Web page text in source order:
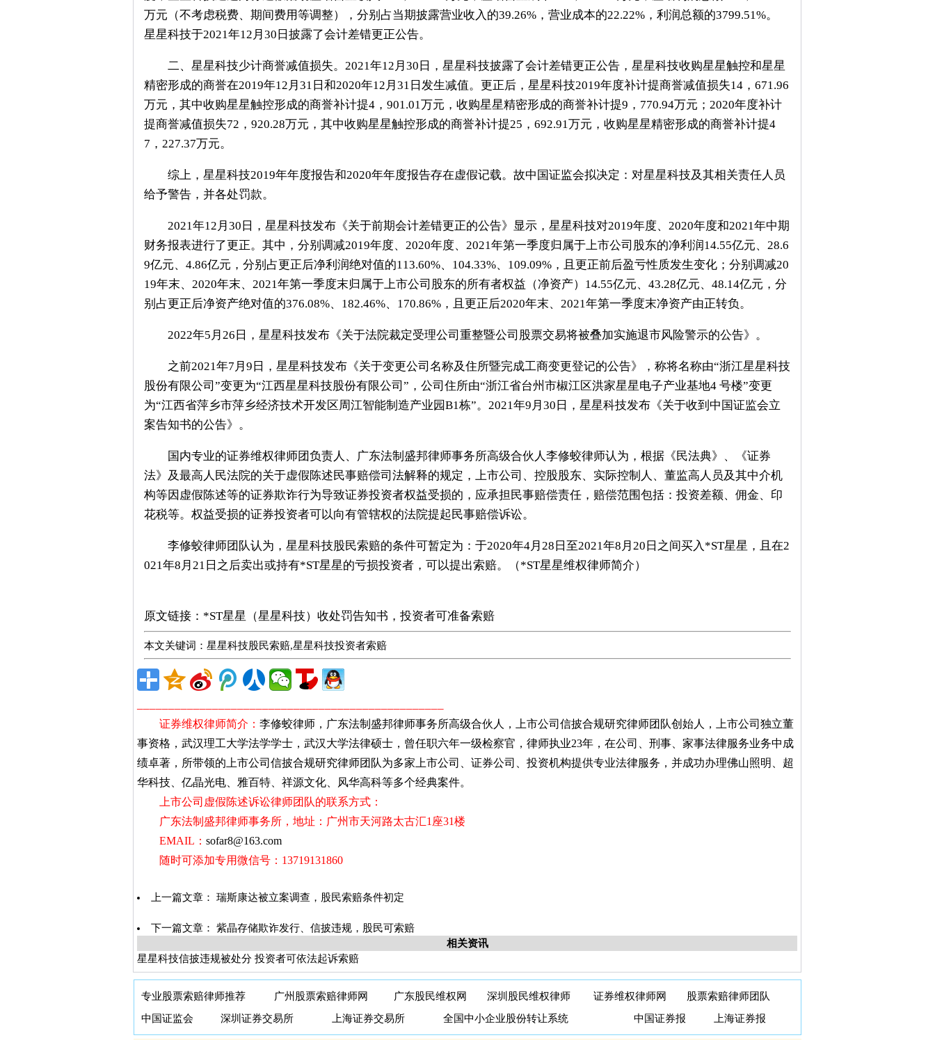
万元（不考虑税费、期间费用等调整），分别占当期披露营业收入的39.26%，营业成本的22.22%，利润总额的3799.51%。
星星科技于2021年12月30日披露了会计差错更正公告。
二、星星科技少计商誉减值损失。2021年12月30日，星星科技披露了会计差错更正公告，星星科技收购星星触控和星星
精密形成的商誉在2019年12月31日和2020年12月31日发生减值。更正后，星星科技2019年度补计提商誉减值损失14，671.96
万元，其中收购星星触控形成的商誉补计提4，901.01万元，收购星星精密形成的商誉补计提9，770.94万元；2020年度补计
提商誉减值损失72，920.28万元，其中收购星星触控形成的商誉补计提25，692.91万元，收购星星精密形成的商誉补计提4
7，227.37万元。
综上，星星科技2019年年度报告和2020年年度报告存在虚假记载。故中国证监会拟决定：对星星科技及其相关责任人员
给予警告，并各处罚款。
2021年12月30日，星星科技发布《关于前期会计差错更正的公告》显示，星星科技对2019年度、2020年度和2021年中期
财务报表进行了更正。其中，分别调减2019年度、2020年度、2021年第一季度归属于上市公司股东的净利润14.55亿元、28.6
9亿元、4.86亿元，分别占更正后净利润绝对值的113.60%、104.33%、109.09%，且更正前后盈亏性质发生变化；分别调减20
19年末、2020年末、2021年第一季度末归属于上市公司股东的所有者权益（净资产）14.55亿元、43.28亿元、48.14亿元，分
别占更正后净资产绝对值的376.08%、182.46%、170.86%，且更正后2020年末、2021年第一季度末净资产由正转负。
2022年5月26日，星星科技发布《关于法院裁定受理公司重整暨公司股票交易将被叠加实施退市风险警示的公告》。
之前2021年7月9日，星星科技发布《关于变更公司名称及住所暨完成工商变更登记的公告》，称将名称由“浙江星星科技
股份有限公司”变更为“江西星星科技股份有限公司”，公司住所由“浙江省台州市椒江区洪家星星电子产业基地4 号楼”变更
为“江西省萍乡市萍乡经济技术开发区周江智能制造产业园B1栋”。2021年9月30日，星星科技发布《关于收到中国证监会立
案告知书的公告》。
国内专业的证券维权律师团负责人、广东法制盛邦律师事务所高级合伙人李修蛟律师认为，根据《民法典》、《证券
法》及最高人民法院的关于虚假陈述民事赔偿司法解释的规定，上市公司、控股股东、实际控制人、董监高人员及其中介机
构等因虚假陈述等的证券欺诈行为导致证券投资者权益受损的，应承担民事赔偿责任，赔偿范围包括：投资差额、佣金、印
花税等。权益受损的证券投资者可以向有管辖权的法院提起民事赔偿诉讼。
李修蛟律师团队认为，星星科技股民索赔的条件可暂定为：于2020年4月28日至2021年8月20日之间买入*ST星星，且在2
021年8月21日之后卖出或持有*ST星星的亏损投资者，可以提出索赔。（*ST星星维权律师简介）
原文链接： *ST星星（星星科技）收处罚告知书，投资者可准备索赔
本文关键词：星星科技股民索赔,星星科技投资者索赔
证券维权律师简介： 李修蛟律师，广东法制盛邦律师事务所高级合伙人，上市公司信披合规研究律师团队创始人，上市公司独立董
事资格，武汉理工大学法学学士，武汉大学法律硕士，曾任职六年一级检察官，律师执业23年，在公司、刑事、家事法律服务业务中成
绩卓著，所带领的上市公司信披合规研究律师团队为多家上市公司、证券公司、投资机构提供专业法律服务，并成功办理佛山照明、超
华科技、亿晶光电、雅百特、祥源文化、风华高科等多个经典案件。
上市公司虚假陈述诉讼律师团队的联系方式：
广东法制盛邦律师事务所，地址：广州市天河路太古汇1座31楼
EMAIL： sofar8@163.com
随时可添加专用微信号：13719131860
上一篇文章： 瑞斯康达被立案调查，股民索赔条件初定
下一篇文章： 紫晶存储欺诈发行、信披违规，股民可索赔
相关资讯
星星科技信披违规被处分 投资者可依法起诉索赔
专业股票索赔律师推荐 广州股票索赔律师网 广东股民维权网 深圳股民维权律师 证券维权律师网 股票索赔律师团队
中国证监会
深圳证券交易所 上海证券交易所 全国中小企业股份转让系统 中国证券报 上海证券报